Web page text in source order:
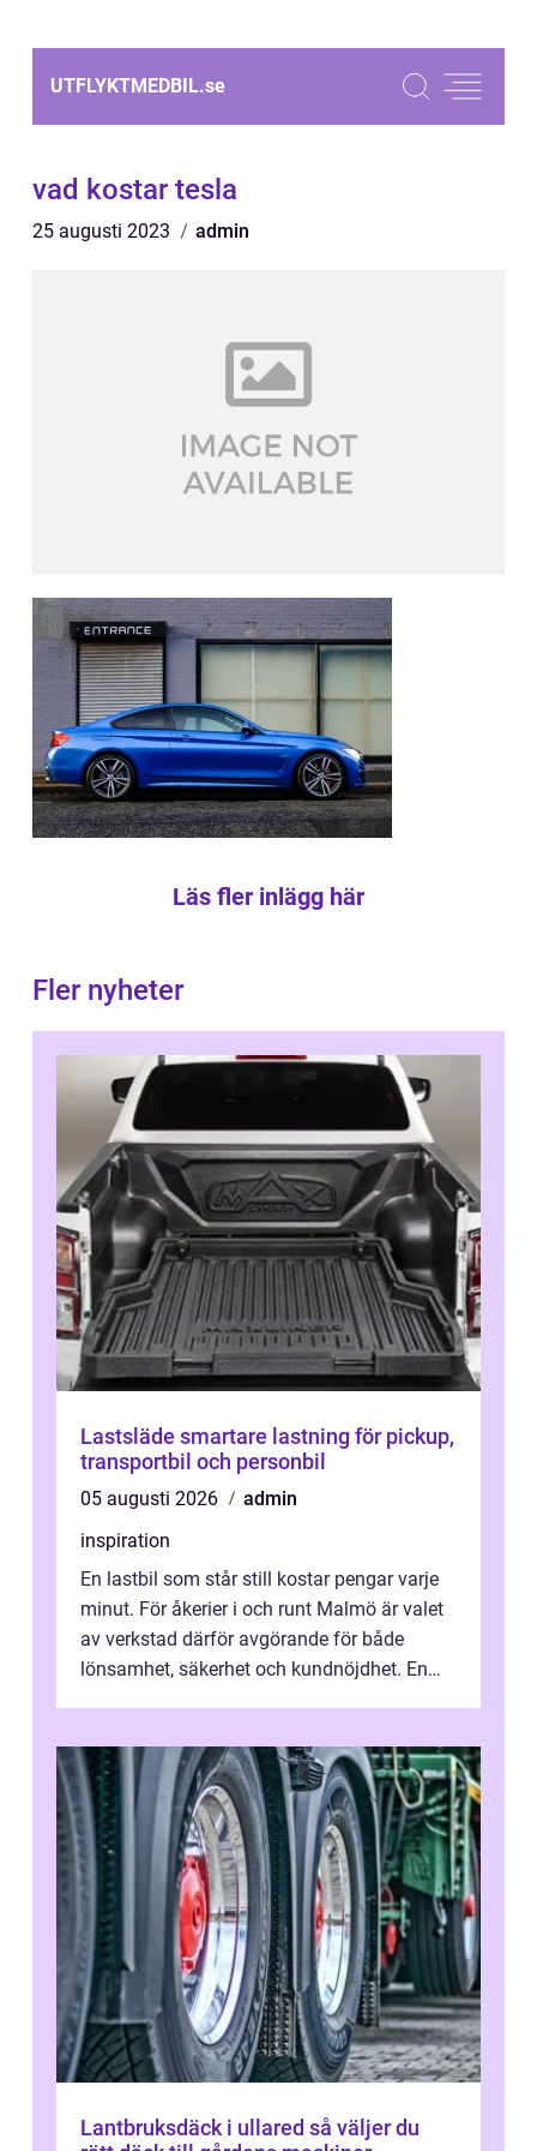
UTFLYKTMEDBIL.se
vad kostar tesla
25 augusti 2023 admin
Läs fler inlägg här
Fler nyheter
Lastsläde smartare lastning för pickup,
transportbil och personbil
05 augusti 2026
admin
inspiration
En lastbil som står still kostar pengar varje
minut. För åkerier i och runt Malmö är valet
av verkstad därför avgörande för både
lönsamhet, säkerhet och kundnöjdhet. En
Lantbruksdäck i ullared så väljer du